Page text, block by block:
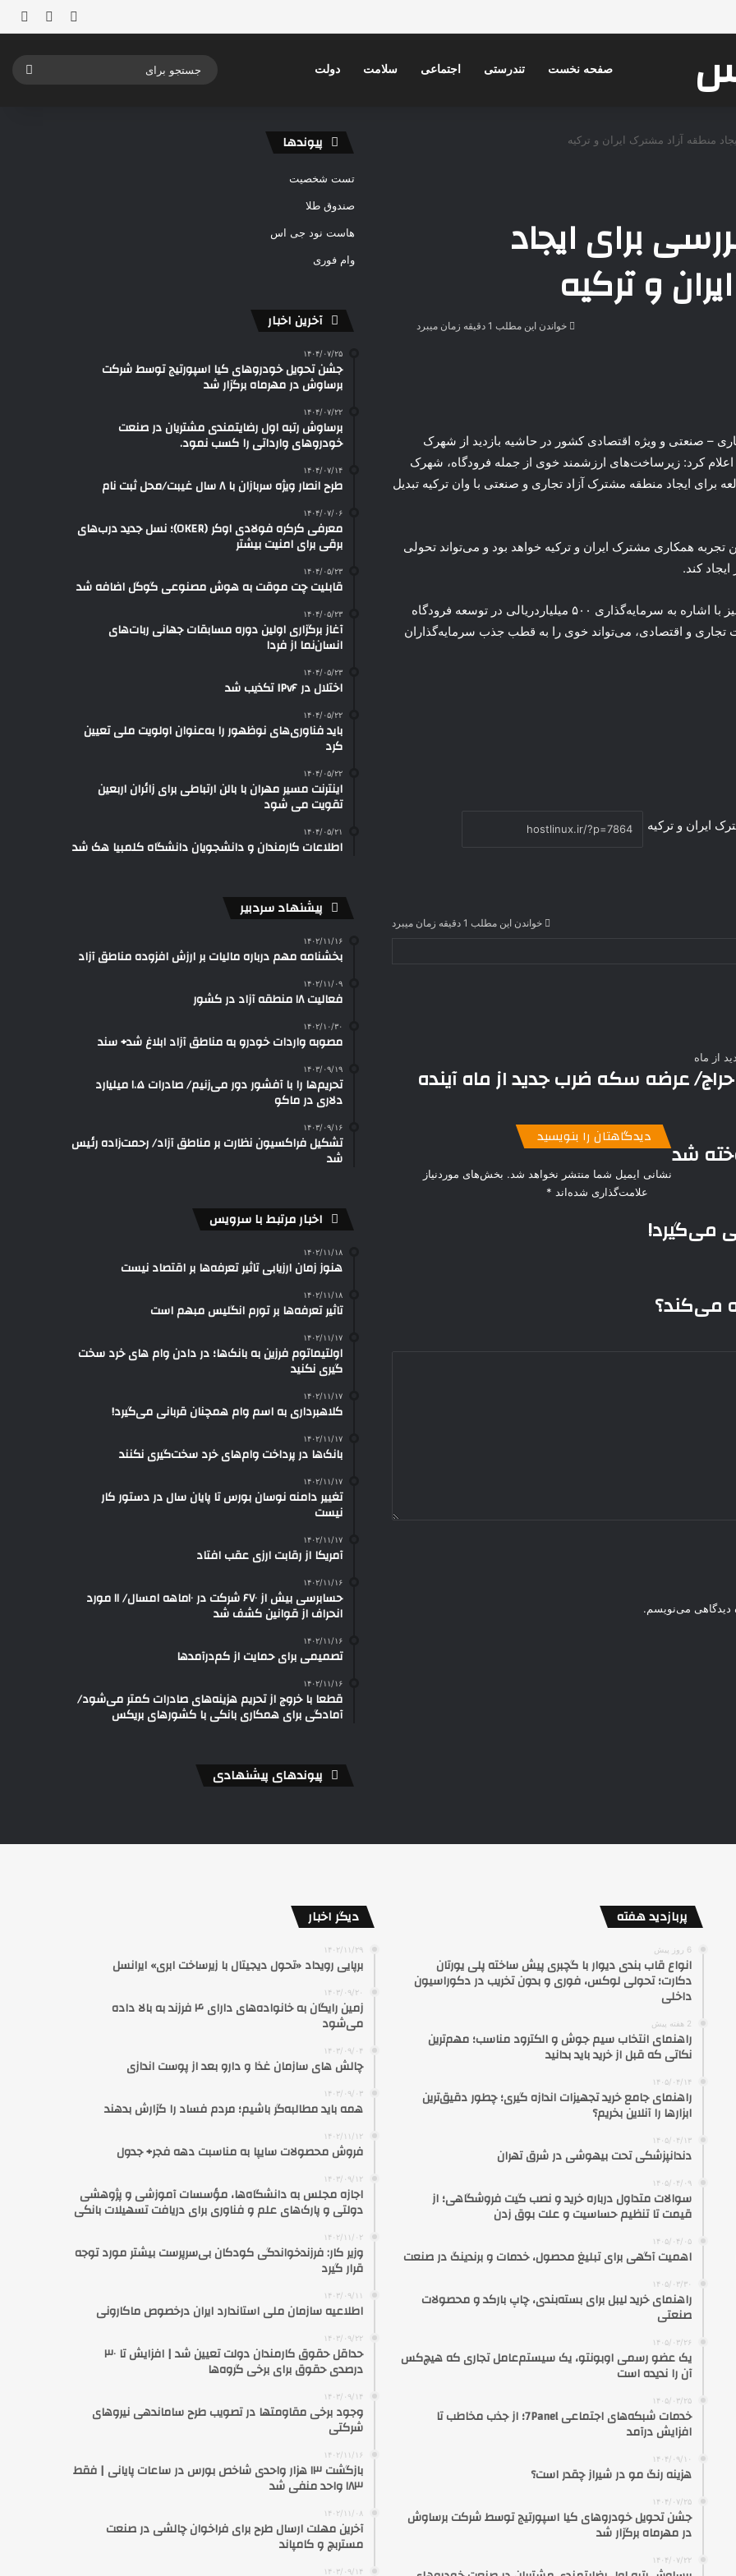
ورود نوشته
صفحه نخست تندرستی اجتماعی سلامت دولت
منطقه آزاد مشترک ایران و ترکیه
برای ایجاد
و ترکیه
خواندن این مطلب 1 دقیقه زمان میبرد
– صنعتی و ویژه اقتصادی کشور در حاشیه بازدید از شهرک
اعلام کرد: زیرساخت‌های ارزشمند خوی از جمله فرودگاه، شهرک
برای ایجاد منطقه مشترک آزاد تجاری و صنعتی با وان ترکیه تبدیل
همکاری مشترک ایران و ترکیه خواهد بود و می‌تواند تحولی
کند.
عادل نجف‌زاده – نماینده مردم خوی و چایپاره در مجلس – نیز با اشاره به سرمایه‌گذاری ۵۰۰ میلیاردریالی در توسعه فرودگاه
تجاری و اقتصادی، می‌تواند خوی را به قطب جذب سرمایه‌گذاران
ایران و ترکیه
خواندن این مطلب 1 دقیقه زمان میبرد
می‌گیرد!
می‌کند؟
دیدگاهتان را بنویسید
نشانی ایمیل شما منتشر نخواهد شد. بخش‌های موردنیاز
علامت‌گذاری شده‌اند *
دیدگاهی می‌نویسم.
پیوندها
تست شخصیت
صندوق طلا
هاست نود جی اس
وام فوری
آخرین اخبار
۱۴۰۴/۰۷/۲۵
جشن تحویل خودروهای کیا اسپورتیج توسط شرکت
برساوش در مهرماه برگزار شد
۱۴۰۴/۰۷/۲۲
برساوش رتبه اول رضایتمندی مشتریان در صنعت
خودروهای وارداتی را کسب نمود.
۱۴۰۴/۰۷/۱۴
طرح انصار ویژه سربازان با ۸ سال غیبت/محل ثبت نام
۱۴۰۴/۰۷/۰۶
معرفی کرکره فولادی اوکر (OKER)؛ نسل جدید درب‌های
برقی برای امنیت بیشتر
۱۴۰۴/۰۵/۲۳
قابلیت چت موقت به هوش مصنوعی گوگل اضافه شد
۱۴۰۴/۰۵/۲۳
آغاز برگزاری اولین دوره مسابقات جهانی ربات‌های
انسان‌نما از فردا
۱۴۰۴/۰۵/۲۳
اختلال در IPv۶ تکذیب شد
۱۴۰۴/۰۵/۲۲
باید فناوری‌های نوظهور را به‌عنوان اولویت ملی تعیین
کرد
۱۴۰۴/۰۵/۲۲
اینترنت مسیر مهران با بالن ارتباطی برای زائران اربعین
تقویت می شود
۱۴۰۴/۰۵/۲۱
اطلاعات کارمندان و دانشجویان دانشگاه کلمبیا هک شد
پیشنهاد سردبیر
۱۴۰۲/۱۱/۱۶
بخشنامه مهم درباره مالیات بر ارزش افزوده مناطق آزاد
۱۴۰۲/۱۱/۰۹
فعالیت ۱۸ منطقه آزاد در کشور
۱۴۰۲/۱۰/۳۰
مصوبه واردات خودرو به مناطق آزاد ابلاغ شد+ سند
۱۴۰۳/۰۹/۱۹
تحریم‌ها را با آفشور دور می‌زنیم/ صادرات ۱.۵ میلیارد
دلاری در ماکو
۱۴۰۳/۰۹/۱۶
تشکیل فراکسیون نظارت بر مناطق آزاد/ رحمت‌زاده رئیس
شد
اخبار مرتبط با سرویس
۱۴۰۲/۱۱/۱۸
هنوز زمان ارزیابی تاثیر تعرفه‌ها بر اقتصاد نیست
۱۴۰۲/۱۱/۱۸
تاثیر تعرفه‎‌ها بر تورم انگلیس مبهم است
۱۴۰۲/۱۱/۱۷
اولتیماتوم فرزین به بانک‌ها؛ در دادن وام های خرد سخت
گیری نکنید
۱۴۰۲/۱۱/۱۷
کلاهبرداری به اسم وام‌ همچنان قربانی می‌گیرد!
۱۴۰۲/۱۱/۱۷
بانک‌ها در پرداخت وام‌های خرد سخت‌گیری نکنند
۱۴۰۲/۱۱/۱۷
تغییر دامنه نوسان بورس تا پایان سال در دستور کار
نیست
۱۴۰۲/۱۱/۱۷
آمریکا از رقابت ارزی عقب افتاد
۱۴۰۲/۱۱/۱۶
حسابرسی بیش از ۶۷۰ شرکت در ۱۰ماهه امسال/ ۱۱ مورد
انحراف از قوانین کشف شد
۱۴۰۲/۱۱/۱۶
تصمیمی برای حمایت از کم‌درآمدها
۱۴۰۲/۱۱/۱۶
قطعا با خروج از تحریم هزینه‌های صادرات کمتر می‌شود/
آمادگی برای همکاری بانکی با کشورهای بریکس
پیوندهای پیشنهادی
پربازدید هفته
6 روز پیش
انواع قاب بندی دیوار با گچبری پیش ساخته پلی یورتان
دکارت؛ تحولی لوکس، فوری و بدون تخریب در دکوراسیون
داخلی
2 هفته پیش
راهنمای انتخاب سیم جوش و الکترود مناسب؛ مهم‌ترین
نکاتی که قبل از خرید باید بدانید
۱۴۰۵/۰۴/۱۴
راهنمای جامع خرید تجهیزات اندازه گیری؛ چطور دقیق‌ترین
ابزارها را آنلاین بخریم؟
۱۴۰۵/۰۴/۱۳
دندانپزشکی تحت بیهوشی در شرق تهران
۱۴۰۵/۰۴/۰۹
سوالات متداول درباره خرید و نصب گیت فروشگاهی؛ از
قیمت تا تنظیم حساسیت و علت بوق زدن
۱۴۰۵/۰۴/۰۵
اهمیت آگهی برای تبلیغ محصول، خدمات و برندینگ در صنعت
۱۴۰۵/۰۳/۳۰
راهنمای خرید لیبل برای بسته‌بندی، چاپ بارکد و محصولات
صنعتی
۱۴۰۵/۰۳/۲۶
یک عضو رسمی اوبونتو، یک سیستم‌عامل تجاری که هیچ‌کس
آن را ندیده است
۱۴۰۵/۰۳/۲۵
خدمات شبکه‌های اجتماعی 7Panel؛ از جذب مخاطب تا
افزایش درآمد
۱۴۰۴/۰۹/۱۰
هزینه رنگ مو در شیراز چقدر است؟
۱۴۰۴/۰۷/۲۵
جشن تحویل خودروهای کیا اسپورتیج توسط شرکت برساوش
در مهرماه برگزار شد
۱۴۰۴/۰۷/۲۲
دیگر اخبار
۱۴۰۲/۱۱/۲۹
برپایی رویداد «تحول دیجیتال با زیرساخت ابری» ایرانسل
۱۴۰۳/۰۹/۲۰
زمین رایگان به خانواده‌های دارای ۴ فرزند به بالا داده
می‌شود
۱۴۰۳/۰۹/۰۴
چالش های سازمان غذا و دارو بعد از پوست اندازی
۱۴۰۳/۰۹/۰۳
همه باید مطالبه‌گر باشیم؛ مردم فساد را گزارش بدهند
۱۴۰۲/۱۱/۱۲
فروش محصولات سایپا به مناسبت دهه فجر+ جدول
۱۴۰۳/۰۹/۱۲
اجازه مجلس به دانشگاه‌ها، مؤسسات آموزشی و پژوهشی
دولتی و پارک‌های علم و فناوری برای دریافت تسهیلات بانکی
۱۴۰۲/۱۱/۰۲
وزیر کار: فرزندخواندگی کودکان بی‌سرپرست بیشتر مورد توجه
قرار گیرد
۱۴۰۳/۰۹/۱۱
اطلاعیه سازمان ملی استاندارد ایران درخصوص ماکارونی
۱۴۰۳/۰۹/۲۲
حداقل حقوق کارمندان دولت تعیین شد | افزایش تا ۳۰
درصدی حقوق برای برخی گروه‌ها
۱۴۰۳/۰۹/۱۴
وجود برخی مقاومتها در تصویب طرح ساماندهی نیروهای
شرکتی
۱۴۰۲/۱۱/۱۶
بازگشت ۱۳ هزار واحدی شاخص بورس در ساعات پایانی | فقط
۱۸۳ واحد منفی شد
۱۴۰۲/۱۱/۰۸
آخرین مهلت ارسال طرح برای فراخوان چالشی در صنعت
مستربچ و کامپاند
۱۴۰۳/۰۹/۱۴